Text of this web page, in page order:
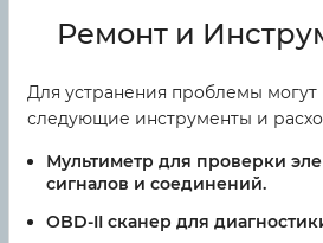
Ремонт и
Для устранения проблемы могут
следующие инструменты и
Мультиметр для проверки
сигналов и соединений.
OBD-II сканер для